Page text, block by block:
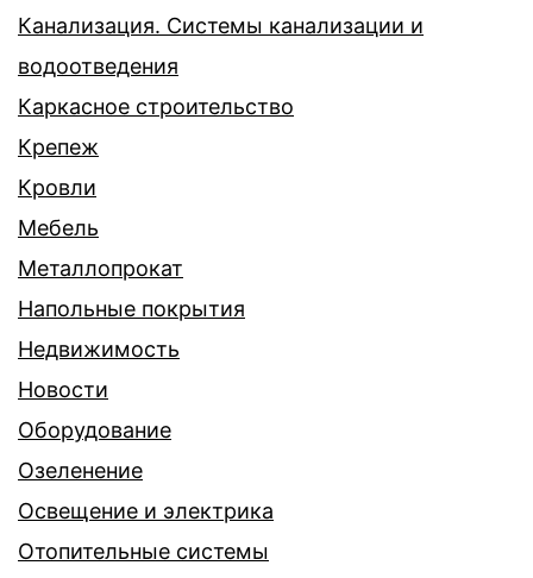
Канализация. Системы канализации и
водоотведения
Каркасное строительство
Крепеж
Кровли
Мебель
Металлопрокат
Напольные покрытия
Недвижимость
Новости
Оборудование
Озеленение
Освещение и электрика
Отопительные системы